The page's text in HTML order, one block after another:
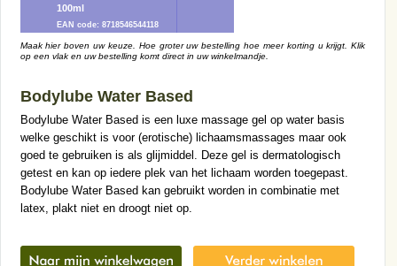
100ml
EAN code: 8718546544118
Maak hier boven uw keuze. Hoe groter uw bestelling hoe meer korting u krijgt. Klik
op een vlak en uw bestelling komt direct in uw winkelmandje.
Bodylube Water Based
Bodylube Water Based is een luxe massage gel op water basis
welke geschikt is voor (erotische) lichaamsmassages maar ook
goed te gebruiken is als glijmiddel. Deze gel is dermatologisch
getest en kan op iedere plek van het lichaam worden toegepast.
Bodylube Water Based kan gebruikt worden in combinatie met
latex, plakt niet en droogt niet op.